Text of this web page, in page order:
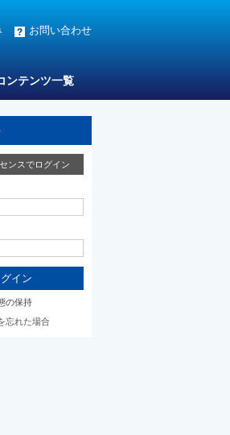
お問い合わせ
ンテンツ一覧
ンスでログイン
の保持
忘れた場合